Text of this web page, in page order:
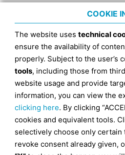
COOKIE
The website uses technical
ensure the availability of
properly. Subject to the user’s
tools, including those from
website usage and provide
information, you can view the
clicking here. By clicking
cookies and equivalent tools.
selectively choose only
revoke consent already given,